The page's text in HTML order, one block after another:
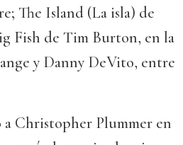
The Island (La isla) de
Fish de Tim Burton, en la
y Danny DeVito, entre
Christopher Plummer en